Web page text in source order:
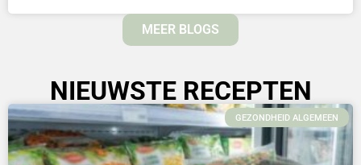
MEER BLOGS
NIEUWSTE RECEPTEN
GEZONDHEID ALGEMEEN